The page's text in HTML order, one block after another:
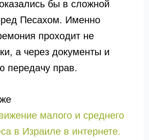
бы в сложной
Песахом. Именно
проходит не
а через документы и
передачу прав.
малого и среднего
в Израиле в интернете.